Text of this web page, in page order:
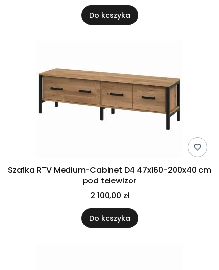
Do koszyka
Szafka RTV Medium-Cabinet D4 47x160-200x40 cm
pod telewizor
2 100,00 zł
Do koszyka